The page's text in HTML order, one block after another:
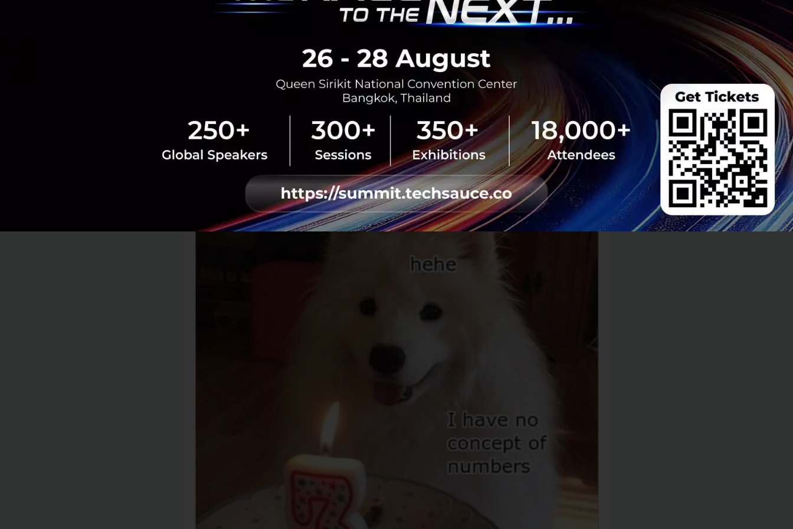
และการปรากฎตัวของ Elon Musk ที่ได้ปลุกชีพหมาออกมาวิ่งเล่นแบบไม่นอนนิ่งอย่างต่อเนื่อง คือ
เมื่อวันที่ 3 มีนาคม 2021 โดยเขาได้โพสต์ twitter เป็น meme ฉลองวันเกิดครบรอบ 3 ขวบให้กับสุนัข
สะเทือนทั้งวงการ Cryptocurrency เลยทีเดียว และมาด้วยกระแสการคาดการณ์จากผู้เชี่ยวชาญ อินฟลู
เอนเซอร์ต่าง ๆ ว่า ราคาของมันอาจจะปรับตัวสูงขึ้นได้ หลังจากที่นอนนิ่งมาเป็นเวลานาน